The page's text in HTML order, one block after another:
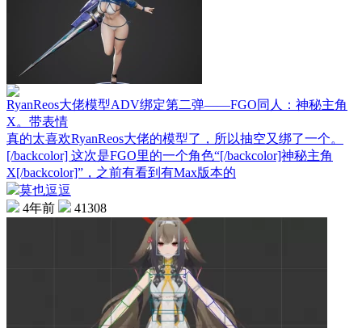
RyanReos大佬模型ADV绑定第二弹——FGO同人：神秘主角
X。带表情
真的太喜欢RyanReos大佬的模型了，所以抽空又绑了一个。
[/backcolor] 这次是FGO里的一个角色“[/backcolor]神秘主角
X[/backcolor]”，之前有看到有Max版本的
莫也逗逗
4年前
41308